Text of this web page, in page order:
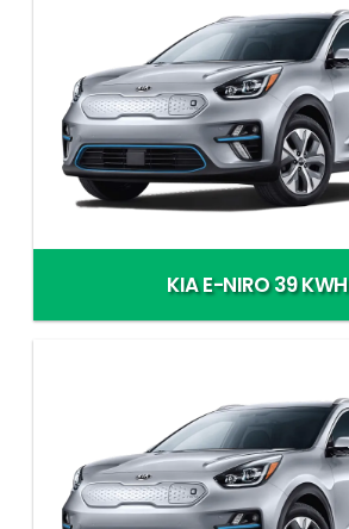
KIA E-NIRO 39 KWH